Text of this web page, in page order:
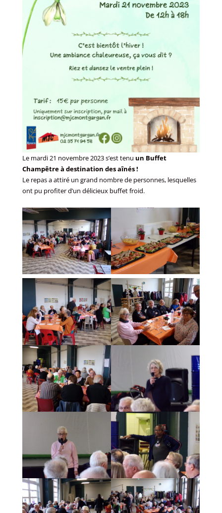
Le mardi 21 novembre 2023 s’est tenu un Buffet
Champêtre à destination des aînés !
Le repas a attiré un grand nombre de personnes, lesquelles
ont pu profiter d’un délicieux buffet froid.